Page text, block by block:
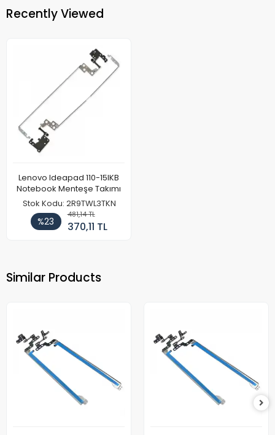
Recently Viewed
Lenovo Ideapad 110-15IKB
Notebook Menteşe Takımı
Stok Kodu: 2R9TWL3TKN
%23
481,14 TL
370,11 TL
Similar Products